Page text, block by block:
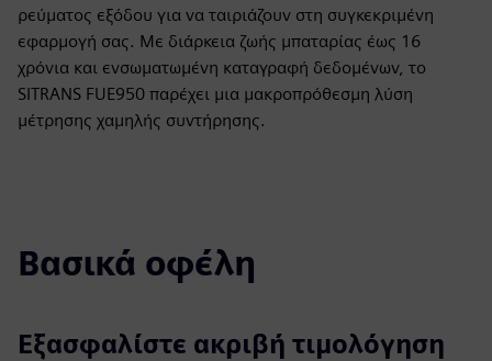
ρεύματος εξόδου για να ταιριάζουν στη συγκεκριμένη
εφαρμογή σας. Με διάρκεια ζωής μπαταρίας έως 16
χρόνια και ενσωματωμένη καταγραφή δεδομένων, το
SITRANS FUE950 παρέχει μια μακροπρόθεσμη λύση
μέτρησης χαμηλής συντήρησης.
Βασικά οφέλη
Εξασφαλίστε ακριβή τιμολόγηση